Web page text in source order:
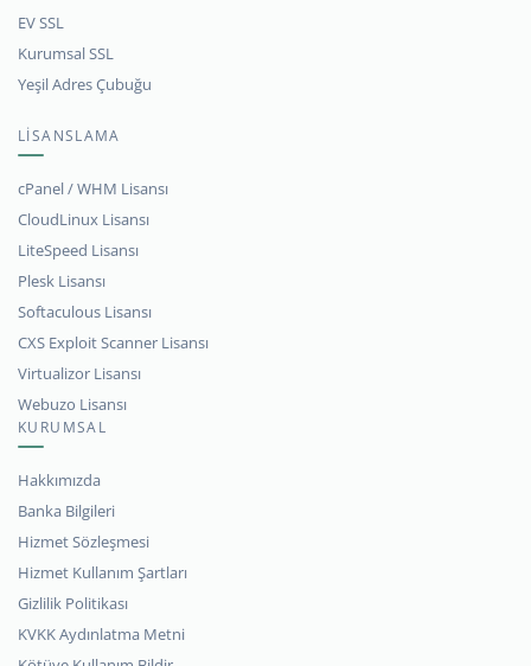
EV SSL
Kurumsal SSL
Yeşil Adres Çubuğu
LİSANSLAMA
cPanel / WHM Lisansı
CloudLinux Lisansı
LiteSpeed Lisansı
Plesk Lisansı
Softaculous Lisansı
CXS Exploit Scanner Lisansı
Virtualizor Lisansı
Webuzo Lisansı
KURUMSAL
Hakkımızda
Banka Bilgileri
Hizmet Sözleşmesi
Hizmet Kullanım Şartları
Gizlilik Politikası
KVKK Aydınlatma Metni